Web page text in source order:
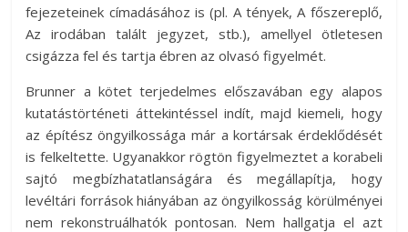
fejezeteinek címadásához is (pl. A tények, A főszereplő,
Az irodában talált jegyzet, stb.), amellyel ötletesen
csigázza fel és tartja ébren az olvasó figyelmét.
Brunner a kötet terjedelmes előszavában egy alapos
kutatástörténeti áttekintéssel indít, majd kiemeli, hogy
az építész öngyilkossága már a kortársak érdeklődését
is felkeltette. Ugyanakkor rögtön figyelmeztet a korabeli
sajtó megbízhatatlanságára és megállapítja, hogy
levéltári források hiányában az öngyilkosság körülményei
nem rekonstruálhatók pontosan. Nem hallgatja el azt